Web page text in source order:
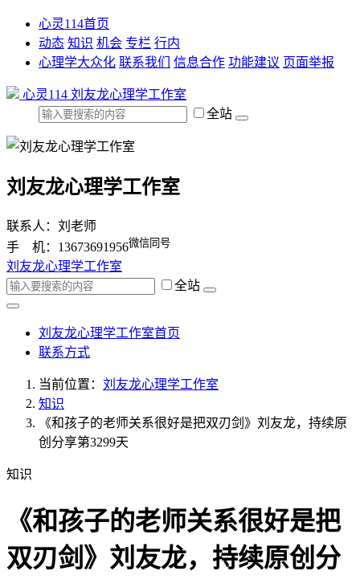
心灵114首页
动态 知识 机会 专栏 行内
心理学大众化 联系我们 信息合作 功能建议 页面举报
心灵114 刘友龙心理学工作室
全站
刘友龙心理学工作室
联系人：刘老师
手 机：13673691956微信同号
刘友龙心理学工作室
全站
刘友龙心理学工作室首页
联系方式
当前位置： 刘友龙心理学工作室
知识
《和孩子的老师关系很好是把双刃剑》刘友龙，持续原
创分享第3299天
知识
《和孩子的老师关系很好是把
双刃剑》刘友龙，持续原创分